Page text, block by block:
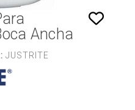
Ancha
JUSTRITE